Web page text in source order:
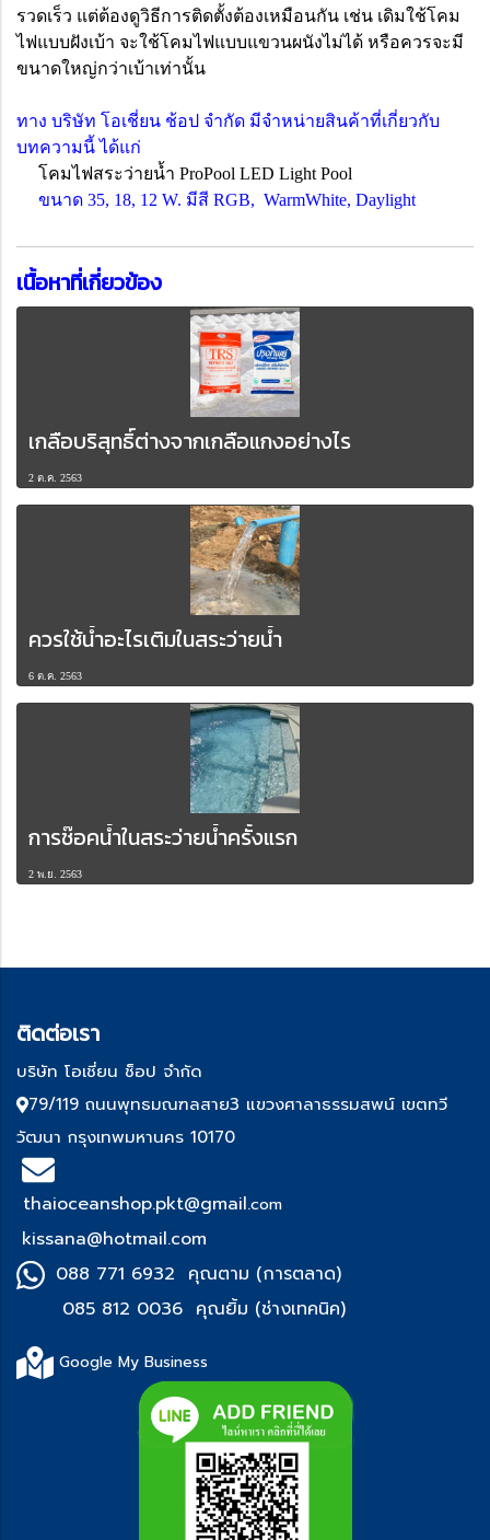
รวดเร็ว แต่ต้องดูวิธีการติดตั้งต้องเหมือนกัน เช่น เดิมใช้โคม
ไฟแบบฝังเบ้า จะใช้โคมไฟแบบแขวนผนังไม่ได้ หรือควรจะมี
ขนาดใหญ่กว่าเบ้าเท่านั้น
ทาง บริษัท โอเชี่ยน ช้อป จำกัด มีจำหน่ายสินค้าที่เกี่ยวกับ
บทความนี้ ได้แก่
โคมไฟสระว่ายน้ำ ProPool LED Light Pool
ขนาด 35, 18, 12 W. มีสี RGB, WarmWhite, Daylight
เนื้อหาที่เกี่ยวข้อง
เกลือบริสุทธิ์ต่างจากเกลือแกงอย่างไร
2 ต.ค. 2563
ควรใช้น้ำอะไรเติมในสระว่ายน้ำ
6 ต.ค. 2563
การช๊อคน้ำในสระว่ายน้ำครั้งแรก
2 พ.ย. 2563
ติดต่อเรา
บริษัท โอเชี่ยน ช็อป จำกัด
79/119 ถนนพุทธมณฑลสาย3 แขวงศาลาธรรมสพน์ เขตทวี
วัฒนา กรุงเทพมหานคร 10170
thaioceanshop.pkt@gmail.com
kissana@hotmail.com
088 771 6932 คุณตาม (การตลาด)
085 812 0036 คุณยิ้ม (ช่างเทคนิค)
Google My Business